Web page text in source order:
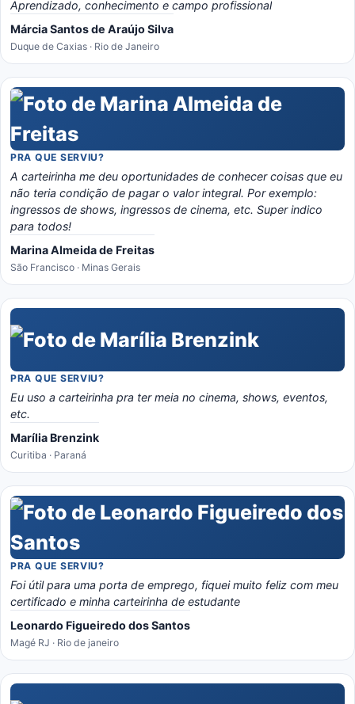
Aprendizado, conhecimento e campo profissional
Márcia Santos de Araújo Silva
Duque de Caxias · Rio de Janeiro
PRA QUE SERVIU?
A carteirinha me deu oportunidades de conhecer coisas que eu
não teria condição de pagar o valor integral. Por exemplo:
ingressos de shows, ingressos de cinema, etc. Super indico
para todos!
Marina Almeida de Freitas
São Francisco · Minas Gerais
PRA QUE SERVIU?
Eu uso a carteirinha pra ter meia no cinema, shows, eventos,
etc.
Marília Brenzink
Curitiba · Paraná
PRA QUE SERVIU?
Foi útil para uma porta de emprego, fiquei muito feliz com meu
certificado e minha carteirinha de estudante
Leonardo Figueiredo dos Santos
Magé RJ · Rio de janeiro